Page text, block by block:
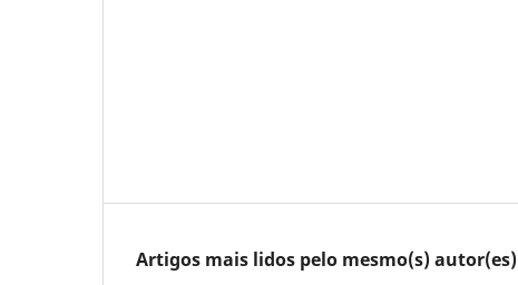
Artigos mais lidos pelo mesmo(s) autor(es)